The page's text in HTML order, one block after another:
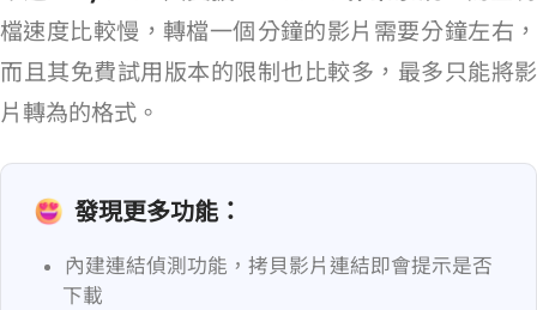
檔速度比較慢，轉檔一個 5 分鐘的影片需要 2 分鐘左右，
而且其免費試用版本的限制也比較多，最多只能將影
片轉為 360p 的 MP4 格式。
發現更多功能：
內建連結偵測功能，拷貝影片連結即會提示是否
下載